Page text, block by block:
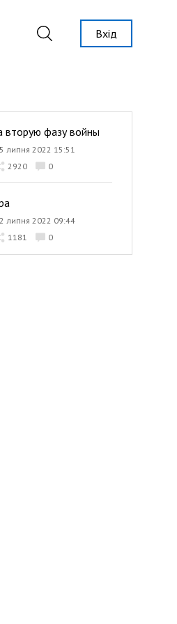
Вхід
вторую фазу войны
липня 2022 15:51
2920 0
липня 2022 09:44
1181 0